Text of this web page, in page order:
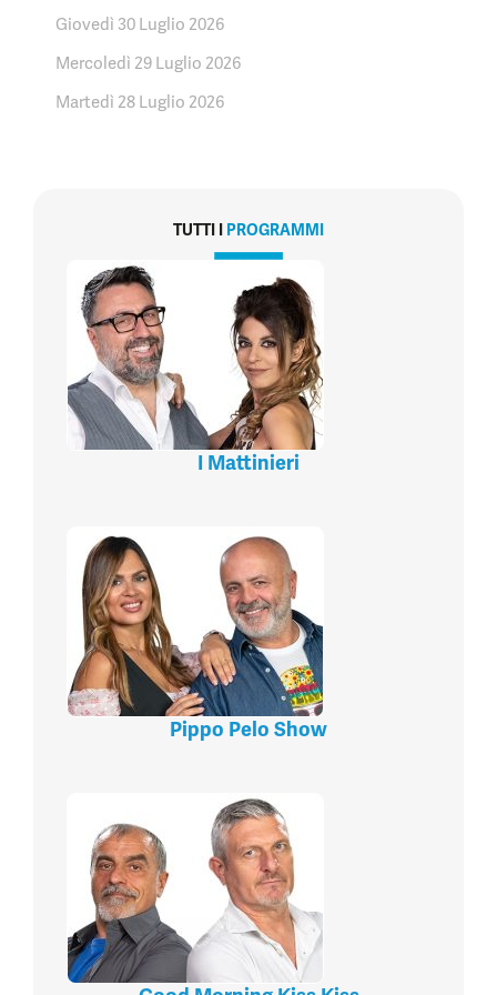
Giovedì 30 Luglio 2026
Mercoledì 29 Luglio 2026
Martedì 28 Luglio 2026
TUTTI I PROGRAMMI
I Mattinieri
Pippo Pelo Show